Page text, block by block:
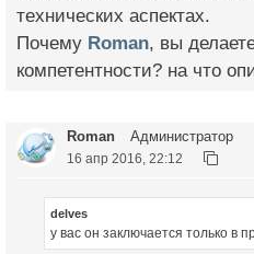
технических аспектах.
Почему Roman, вы
компетентности? на что
Roman Администратор
16 апр 2016, 22:12
delves
у вас он заключается только в